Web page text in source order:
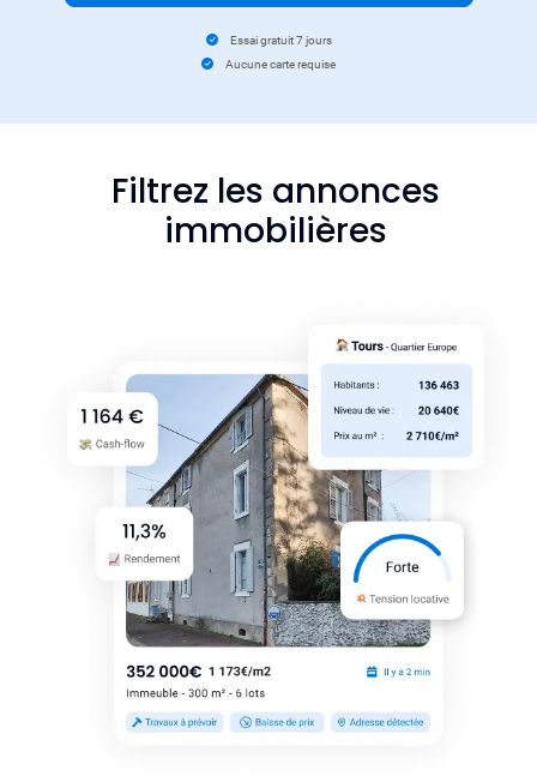
Essai gratuit 7 jours
Aucune carte requise
Filtrez les annonces
immobilières